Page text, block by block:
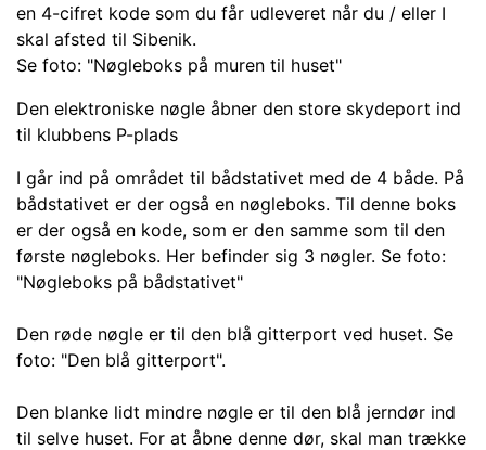
en 4-cifret kode som du får udleveret når du / eller I
skal afsted til Sibenik.
Se foto: "Nøgleboks på muren til huset"
Den elektroniske nøgle åbner den store skydeport ind
til klubbens P-plads
I går ind på området til bådstativet med de 4 både. På
bådstativet er der også en nøgleboks. Til denne boks
er der også en kode, som er den samme som til den
første nøgleboks. Her befinder sig 3 nøgler. Se foto:
"Nøgleboks på bådstativet"
Den røde nøgle er til den blå gitterport ved huset. Se
foto: "Den blå gitterport".
Den blanke lidt mindre nøgle er til den blå jerndør ind
til selve huset. For at åbne denne dør, skal man trække